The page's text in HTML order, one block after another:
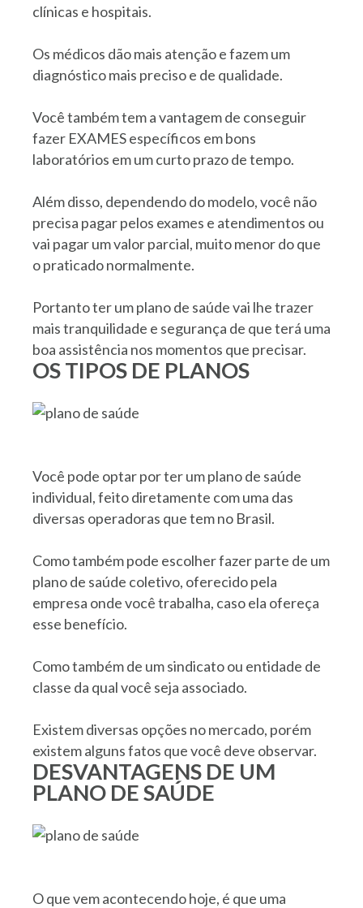
clínicas e hospitais.
Os médicos dão mais atenção e fazem um
diagnóstico mais preciso e de qualidade.
Você também tem a vantagem de conseguir
fazer EXAMES específicos em bons
laboratórios em um curto prazo de tempo.
Além disso, dependendo do modelo, você não
precisa pagar pelos exames e atendimentos ou
vai pagar um valor parcial, muito menor do que
o praticado normalmente.
Portanto ter um plano de saúde vai lhe trazer
mais tranquilidade e segurança de que terá uma
boa assistência nos momentos que precisar.
OS TIPOS DE PLANOS
Você pode optar por ter um plano de saúde
individual, feito diretamente com uma das
diversas operadoras que tem no Brasil.
Como também pode escolher fazer parte de um
plano de saúde coletivo, oferecido pela
empresa onde você trabalha, caso ela ofereça
esse benefício.
Como também de um sindicato ou entidade de
classe da qual você seja associado.
Existem diversas opções no mercado, porém
existem alguns fatos que você deve observar.
DESVANTAGENS DE UM
PLANO DE SAÚDE
O que vem acontecendo hoje, é que uma